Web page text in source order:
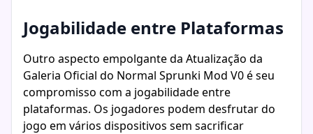
Jogabilidade entre Plataformas
Outro aspecto empolgante da Atualização da
Galeria Oficial do Normal Sprunki Mod V0 é seu
compromisso com a jogabilidade entre
plataformas. Os jogadores podem desfrutar do
jogo em vários dispositivos sem sacrificar